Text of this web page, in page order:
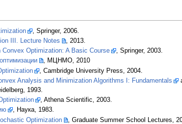
, Springer, 2006.
III. Lecture Notes
, 2013.
Convex Optimization: A Basic Course
, Springer, 2003.
, МЦНМО, 2010
, Cambridge University Press, 2004.
Analysis and Minimization Algorithms I: Fundamentals
1993.
, Athena Scientific, 2003.
, Наука, 1983.
Optimization
, Graduate Summer School Lectures,